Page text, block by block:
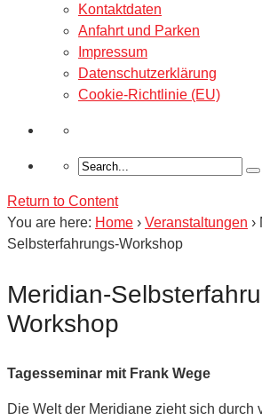
Kontaktdaten
Anfahrt und Parken
Impressum
Datenschutzerklärung
Cookie-Richtlinie (EU)
Return to Content
You are here: Home › Veranstaltungen ›
Selbsterfahrungs-Workshop
Meridian-
Workshop
Tagesseminar mit Frank Wege
Die Welt der Meridiane zieht sich durch